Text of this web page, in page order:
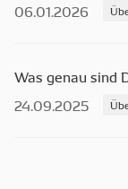
06.01.2026
Was genau sind
24.09.2025